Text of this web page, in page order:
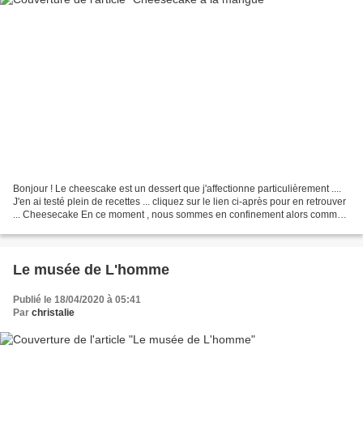
Bonjour ! Le cheescake est un dessert que j'affectionne particulièrement ....
J'en ai testé plein de recettes ... cliquez sur le lien ci-après pour en retrouver
... Cheesecake En ce moment , nous sommes en confinement alors comme
Le musée de L'homme
Publié le 18/04/2020 à 05:41
Par christalie